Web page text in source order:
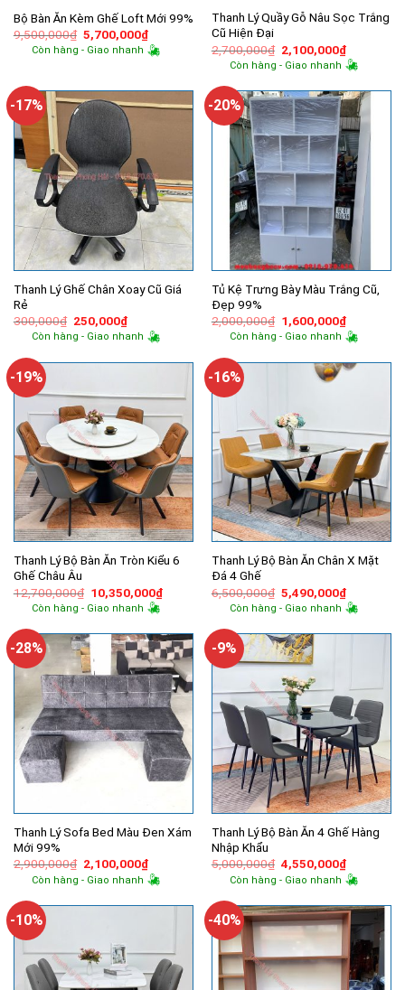
Bộ Bàn Ăn Kèm Ghế Loft Mới 99%
9,500,000₫ Giá
gốc
là:
5,700,000₫Giá
hiện
tại
Còn hàng - Giao nhanh
Thanh Lý Quầy Gỗ Nâu Sọc Trắng
Cũ Hiện Đại
2,700,000₫ Giá
gốc
là:
2,100,000₫Giá
hiện
tại
Còn hàng - Giao nhanh
-17%
Thanh Lý Ghế Chân Xoay Cũ Giá
Rẻ
300,000₫ Giá
gốc
là:
250,000₫Giá
hiện
tại
250,000₫.
Còn hàng - Giao nhanh
-20%
Tủ Kệ Trưng Bày Màu Trắng Cũ,
Đẹp 99%
2,000,000₫ Giá
gốc
là:
1,600,000₫Giá
hiện
tại
Còn hàng - Giao nhanh
-19%
Thanh Lý Bộ Bàn Ăn Tròn Kiểu 6
Ghế Châu Âu
12,700,000₫ Giá
gốc
là:
10,350,000₫Giá
hiện
10,350,000₫.
Còn hàng - Giao nhanh
-16%
Thanh Lý Bộ Bàn Ăn Chân X Mặt
Đá 4 Ghế
6,500,000₫ Giá
gốc
là:
5,490,000₫Giá
hiện
tại
Còn hàng - Giao nhanh
-28%
Thanh Lý Sofa Bed Màu Đen Xám
Mới 99%
2,900,000₫ Giá
gốc
là:
2,100,000₫Giá
hiện
tại
2,100,000₫.
Còn hàng - Giao nhanh
-9%
Thanh Lý Bộ Bàn Ăn 4 Ghế Hàng
Nhập Khẩu
5,000,000₫ Giá
gốc
là:
4,550,000₫Giá
hiện
tại
Còn hàng - Giao nhanh
-10% -40%